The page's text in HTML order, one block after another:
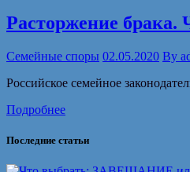
Расторжение брака.
Семейные споры 02.05.2020 By
Российское семейное
Подробнее
Последние статьи